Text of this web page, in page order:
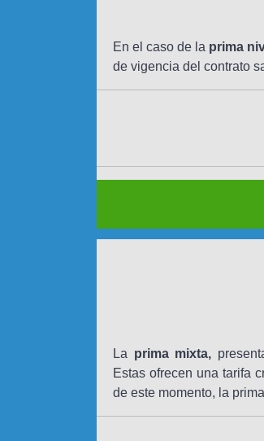
En el caso de la prima
de vigencia del contrato
La prima mixta,
Estas ofrecen una tarifa
de este momento, la